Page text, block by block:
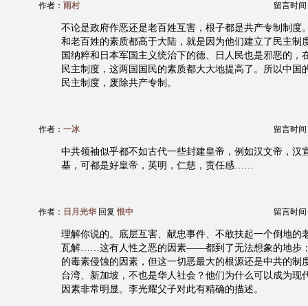
作者： 雨村 留言时间
不论是政府作恶还是老百姓互害，根子都是共产专制制度
和老百姓的素质都高于大陆，就是因为他们建立了民主制
国纳粹和日本军国主义统治下的德、日人民也是邪恶的，
民主制度，这两国国民的素质都大大地提高了。所以中国
民主制度，废除共产专制。
作者： 一冰 留言时间
中共领袖似乎都不如古代一些封建皇帝，例如汉文帝，汉
基，可都是好皇帝，英明，仁慈，责任感……
作者： 日月光华 回复恨中 留言时间
理解你说的。底层互害、献忠事件、不敢扶起一个倒地的
瓦解……这有人性之恶的因素——都到了无法想象的地步
的毒素侵蚀的因素，但这一切恶最大的根源还是中共的制
台湾、新加坡，不也是华人社会？他们为什么可以成为现
因素非常明显。李光耀父子对此有精确的描述。